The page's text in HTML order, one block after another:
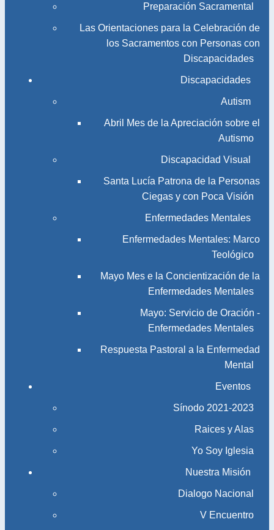
Preparación Sacramental
Las Orientaciones para la Celebración de
los Sacramentos con Personas con
Discapacidades
Discapacidades
Autism
Abril Mes de la Apreciación sobre el
Autismo
Discapacidad Visual
Santa Lucía Patrona de la Personas
Ciegas y con Poca Visión
Enfermedades Mentales
Enfermedades Mentales: Marco
Teológico
Mayo Mes e la Concientización de la
Enfermedades Mentales
Mayo: Servicio de Oración -
Enfermedades Mentales
Respuesta Pastoral a la Enfermedad
Mental
Eventos
Sínodo 2021-2023​​​​​​​
Raices y Alas
Yo Soy Iglesia
Nuestra Misión
Dialogo Nacional
V Encuentro